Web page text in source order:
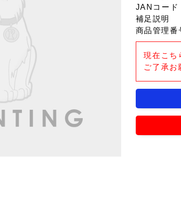
JANコード
補足説明
商品管理番
現在こち
ご了承お